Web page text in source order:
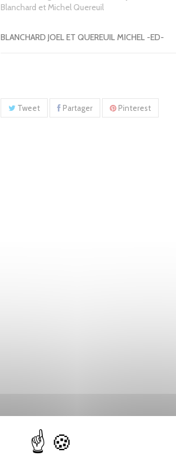
Blanchard et Michel Quereuil
BLANCHARD JOEL ET QUEREUIL MICHEL -ED-
Tweet Partager Pinterest